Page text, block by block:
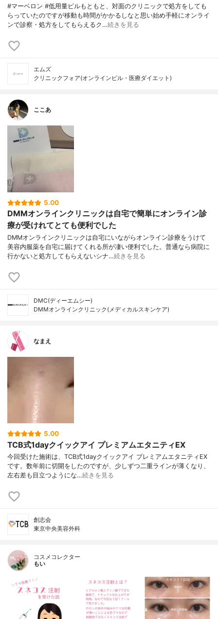
#マーベロン #低用量ピルもともと、対面のクリニックで処方をしても
らっていたのですが移動も時間がかかるしなと思い始め手軽にオンライ
ンで診察・処方をしてもらえるク…続きを見る
エムズ
クリニックフォア(オンラインピル・医療ダイエット)
ここあ
5.00
DMMオンラインクリニックは自宅で簡単にオンライン診
療が受けれてとても便利でした
DMMオンラインクリニックは自宅にいながらオンライン診療をうけて
美容内服薬を自宅に届けてくれる所が凄い便利でした。普通なら病院に
行かないと処方してもらえないシナ…続きを見る
DMC(ディーエムシー)
DMMオンラインクリニック(メディカルスキンケア)
なまえ
5.00
TCB式1dayクイックアイ プレミアムエタニティEX
今回受けた施術は、TCB式1dayクイックアイ プレミアムエタニティEX
です。数年前に切開をしたのですが、少しずつ二重ラインが薄くなり、
左右差も目立つようにな…続きを見る
創志会
東京中央美容外科
コスメコレクター
もい